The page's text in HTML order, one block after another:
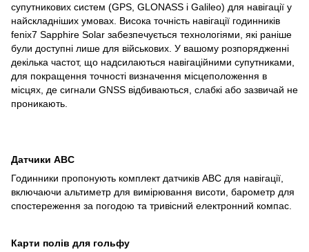
супутникових систем (GPS, GLONASS і Galileo) для навігації у
найскладніших умовах. Висока точність навігації годинників
fenix7 Sapphire Solar забезпечується технологіями, які раніше
були доступні лише для військових. У вашому розпорядженні
декілька частот, що надсилаються навігаційними супутниками,
для покращення точності визначення місцеположення в
місцях, де сигнали GNSS відбиваються, слабкі або зазвичай не
проникають.
Датчики ABC
Годинники пропонують комплект датчиків ABC для навігації,
включаючи альтиметр для вимірювання висоти, барометр для
спостереження за погодою та тривісний електронний компас.
Карти полів для гольфу